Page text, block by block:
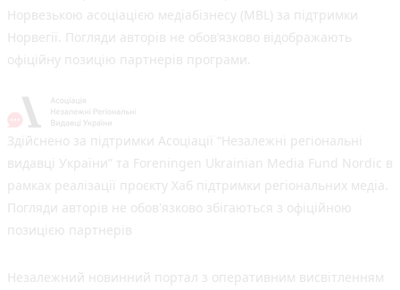
Норвезькою асоціацією медіабізнесу (MBL) за підтримки
Норвегії. Погляди авторів не обов’язково відображають
офіційну позицію партнерів програми.
Здійснено за підтримки Асоціації “Незалежні регіональні
видавці України” та Foreningen Ukrainian Media Fund Nordic в
рамках реалізації проєкту Хаб підтримки регіональних медіа.
Погляди авторів не обов'язково збігаються з офіційною
позицією партнерів
Незалежний новинний портал з оперативним висвітленням